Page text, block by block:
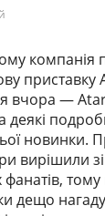
вчора —
деякі
новинки.
вирішили
фанатів,
дещо